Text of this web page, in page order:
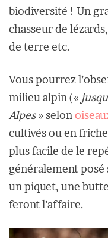
biodiversité ! Un
chasseur de
de terre etc.
Vous pourrez
milieu alpin («
Alpes» selon
cultivés ou en
plus facile de le
généralement
un piquet, une
feront l’affaire.